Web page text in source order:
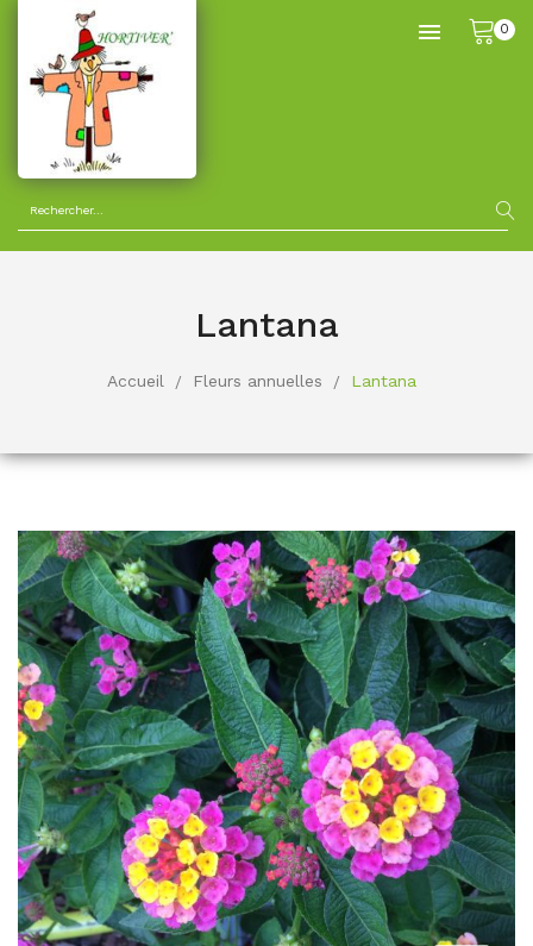
0

Lantana
Accueil Fleurs annuelles Lantana